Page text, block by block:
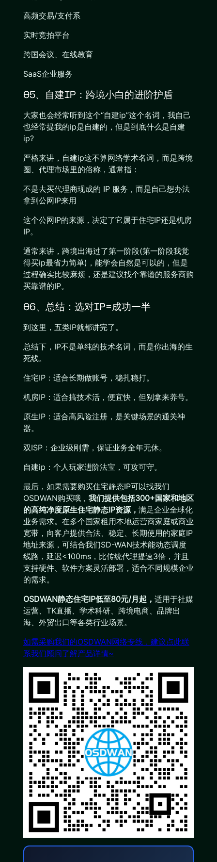
高频交易/支付系
实时竞拍平台
跨国会议、在线教育
SaaS企业服务
05、自建IP：跨境小白的进阶护盾
大家也会经常听到这个“自建ip”这个名词，我自己
也经常提我的ip是自建的，但是到底什么是自建
ip?
严格来讲，自建ip这不算网络学术名词，而是跨境
圈、代理市场里的俗称，通常指：
不是去买代理商现成的 IP 服务，而是自己想办法
拿到公网IP来用
这个公网IP的来源，决定了它属于住宅IP还是机房
IP。
通常来讲，跨境出海过了第一阶段(第一阶段我觉
得买ip最省力简单)，能学会自然是可以的，但是
过程确实比较麻烦，还是建议找个靠谱的服务商购
买靠谱的IP。
06、总结：选对IP=成功一半
到这里，五类IP就都讲完了。
总结下，IP不是单纯的技术名词，而是你出海的生
死线。
住宅IP：适合长期做账号，稳扎稳打。
机房IP：适合搞技术活，便宜快，但别拿来养号。
原生IP：适合高风险注册，是关键场景的通关神
器。
双ISP：企业级刚需，保证业务全年无休。
自建ip：个人玩家进阶法宝，可攻可守。
最后，如果需要购买住宅静态IP可以找我们
OSDWAN购买哦， 我们提供包括300+国家和地区
的高纯净度原生住宅静态IP资源， 满足企业全球化
业务需求。在多个国家租用本地运营商家庭或商业
宽带，向客户提供合法、稳定、长期使用的家庭IP
地址来源，可结合我们SD-WAN技术能动态调度
线路，延迟<100ms，比传统代理提速3倍，并且
支持硬件、软件方案灵活部署，适合不同规模企业
的需求。
OSDWAN静态住宅IP低至80元/月起， 适用于社媒
运营、TK直播、学术科研、跨境电商、品牌出
海、外贸出口等各类行业场景。
如需采购我们的OSDWAN网络专线，建议点此联
系我们顾问了解产品详情~​